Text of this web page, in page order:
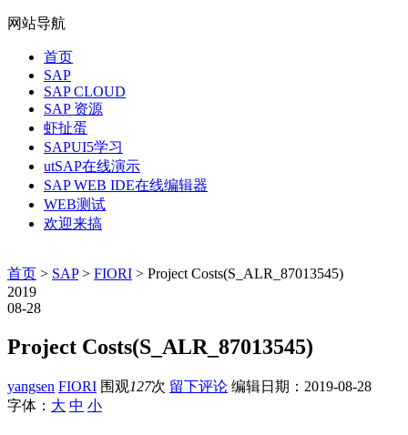
网站导航
首页
SAP
SAP CLOUD
SAP 资源
虾扯蛋
SAPUI5学习
utSAP在线演示
SAP WEB IDE在线编辑器
WEB测试
欢迎来搞
首页 > SAP> FIORI > Project Costs(S_ALR_87013545)
2019
08-28
Project Costs(S_ALR_87013545)
yangsen FIORI 围观127次 留下评论 编辑日期： 2019-08-28
字体： 大 中 小